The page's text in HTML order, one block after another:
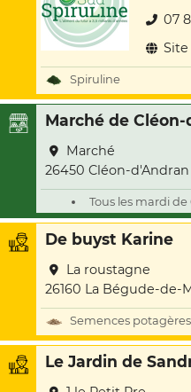
07
Spiruline
Marché de
Marché
26450 Cléon-d'Andran
Tous les mardi de
De buyst Karine
La roustagne
26160 La Bégude-de-
Semences potagères
Le Jardin de